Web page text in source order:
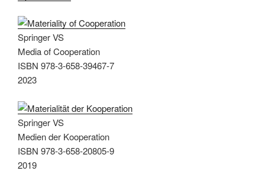
Springer VS
Media of Cooperation
ISBN 978-3-658-39467-7
2023
Springer VS
Medien der Kooperation
ISBN 978-3-658-20805-9
2019